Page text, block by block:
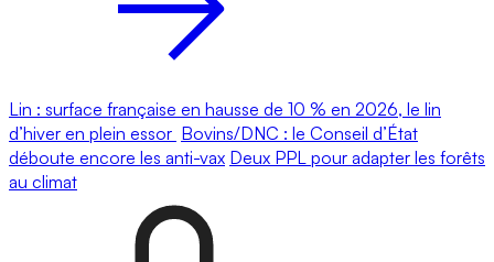
Lin : surface française en hausse de 10 % en 2026, le lin
d’hiver en plein essor Bovins/DNC : le Conseil d’État
déboute encore les anti-vax Deux PPL pour adapter les forêts
au climat